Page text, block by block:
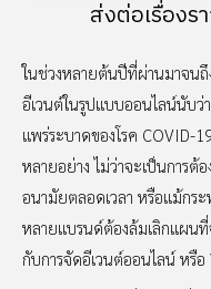
ส่งต่อเรื่องร
ในช่วงหลายต้นปีที่ผ่านมาจนถึ
อีเวนต์ในรูปแบบออนไลน์นับว่
แพร่ระบาดของโรค COVID-
หลายอย่าง ไม่ว่าจะเป็นการต้
อนามัยตลอดเวลา หรือแม้กระ
หลายแบรนด์ต้องล้มเลิกแผน
กับการจัดอีเวนต์ออนไลน์ หรื